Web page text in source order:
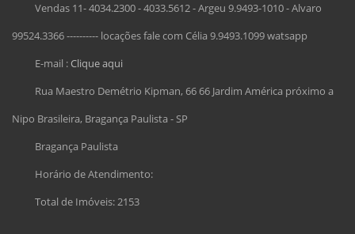
Vendas 11- 4034.2300 - 4033.5612 - Argeu 9.9493-1010 - Alvaro
99524.3366 ---------- locações fale com Célia 9.9493.1099 watsapp
E-mail :Clique aqui
Rua Maestro Demétrio Kipman, 66 66 Jardim América próximo a
Nipo Brasileira, Bragança Paulista - SP
Bragança Paulista
Horário de Atendimento:
Total de Imóveis: 2153